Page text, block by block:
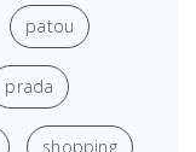
patou
prada
shopping